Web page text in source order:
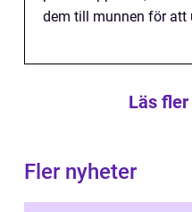
dem till munnen för att
Läs
Fler nyheter